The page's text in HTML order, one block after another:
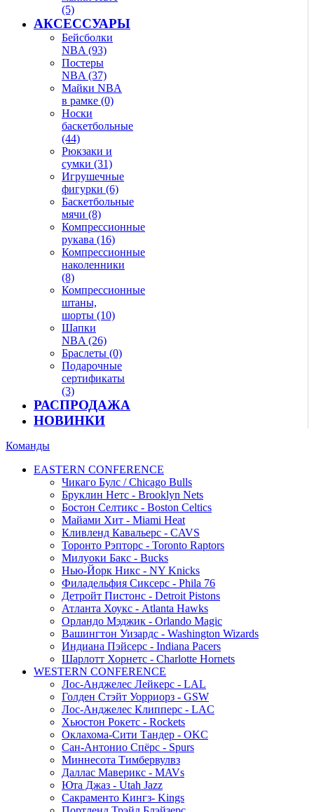
(5)
АКСЕССУАРЫ
Бейсболки
NBA (93)
Постеры
NBA (37)
Майки NBA
в рамке (0)
Носки
баскетбольные
(44)
Рюкзаки и
сумки (31)
Игрушечные
фигурки (6)
Баскетбольные
мячи (8)
Компрессионные
рукава (16)
Компрессионные
наколенники
(8)
Компрессионные
штаны,
шорты (10)
Шапки
NBA (26)
Браслеты (0)
Подарочные
сертификаты
(3)
РАСПРОДАЖА
НОВИНКИ
Команды
EASTERN CONFERENCE
Чикаго Булс / Chicago Bulls
Бруклин Нетс - Brooklyn Nets
Бостон Селтикс - Boston Celtics
Майами Хит - Miami Heat
Кливленд Кавальерс - CAVS
Торонто Рэпторс - Toronto Raptors
Милуоки Бакс - Bucks
Нью-Йорк Никс - NY Knicks
Филадельфия Сиксерс - Phila 76
Детройт Пистонс - Detroit Pistons
Атланта Хоукс - Atlanta Hawks
Орландо Мэджик - Orlando Magic
Вашингтон Уизардс - Washington Wizards
Индиана Пэйсерс - Indiana Pacers
Шарлотт Хорнетс - Charlotte Hornets
WESTERN CONFERENCE
Лос-Анджелес Лейкерс - LAL
Голден Стэйт Уорриорз - GSW
Лос-Анджелес Клипперс - LAC
Хьюстон Рокетс - Rockets
Оклахома-Сити Тандер - OKC
Сан-Антонио Спёрс - Spurs
Миннесота Тимбервулвз
Даллас Маверикс - MAVs
Юта Джаз - Utah Jazz
Сакраменто Кингз- Kings